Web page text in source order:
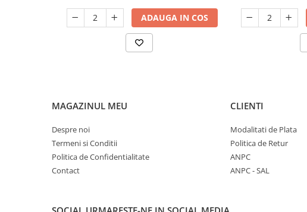
ADAUGA IN COS
MAGAZINUL MEU
Despre noi
Termeni si Conditii
Politica de Confidentialitate
Contact
CLIENTI
Modalitati de Plata
Politica de Retur
ANPC
ANPC - SAL